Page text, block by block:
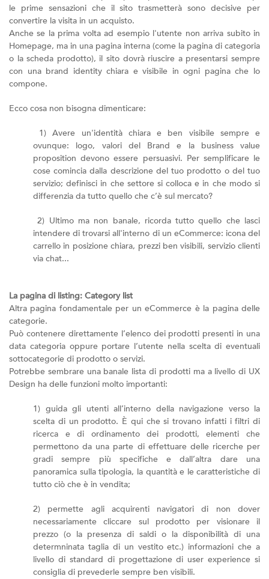
le prime sensazioni che il sito trasmetterà sono decisive per
convertire la visita in un acquisto.
Anche se la prima volta ad esempio l'utente non arriva subito in
Homepage, ma in una pagina interna (come la pagina di categoria
o la scheda prodotto), il sito dovrà riuscire a presentarsi sempre
con una brand identity chiara e visibile in ogni pagina che lo
compone.
Ecco cosa non bisogna dimenticare:
1) Avere un'identità chiara e ben visibile sempre e
ovunque: logo, valori del Brand e la business value
proposition devono essere persuasivi. Per semplificare le
cose comincia dalla descrizione del tuo prodotto o del tuo
servizio; definisci in che settore si colloca e in che modo si
differenzia da tutto quello che c’è sul mercato?
2) Ultimo ma non banale, ricorda tutto quello che lasci
intendere di trovarsi all'interno di un eCommerce: icona del
carrello in posizione chiara, prezzi ben visibili, servizio clienti
via chat...
La pagina di listing: Category list
Altra pagina fondamentale per un eCommerce è la pagina delle
categorie.
Può contenere direttamente l’elenco dei prodotti presenti in una
data categoria oppure portare l’utente nella scelta di eventuali
sottocategorie di prodotto o servizi.
Potrebbe sembrare una banale lista di prodotti ma a livello di UX
Design ha delle funzioni molto importanti:
1) guida gli utenti all’interno della navigazione verso la
scelta di un prodotto. È qui che si trovano infatti i filtri di
ricerca e di ordinamento dei prodotti, elementi che
permettono da una parte di effettuare delle ricerche per
gradi sempre più specifiche e dall’altra dare una
panoramica sulla tipologia, la quantità e le caratteristiche di
tutto ciò che è in vendita;
2) permette agli acquirenti navigatori di non dover
necessariamente cliccare sul prodotto per visionare il
prezzo (o la presenza di saldi o la disponibilità di una
determninata taglia di un vestito etc.) informazioni che a
livello di standard di progettazione di user experience si
consiglia di prevederle sempre ben visibili.